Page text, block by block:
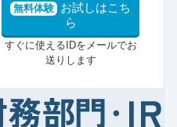
無料体験 お試しはこち
ら
すぐに使えるIDをメールでお
送りします